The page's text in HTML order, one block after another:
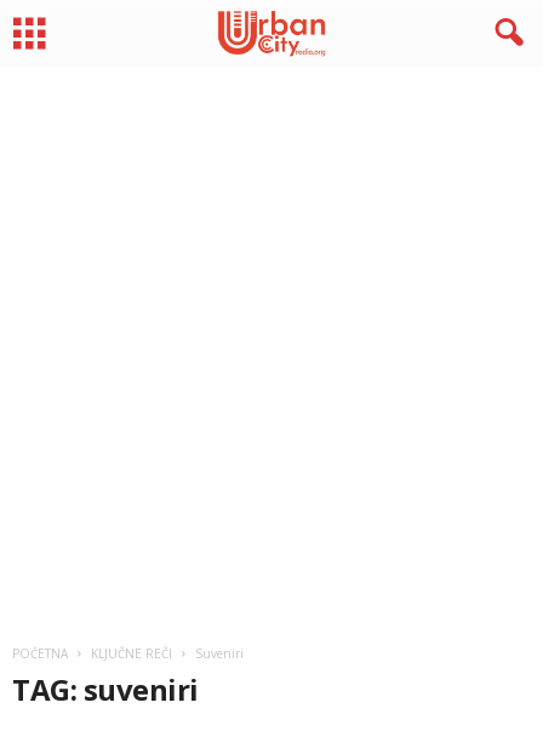
POČETNA KLJUČNE REČI Suveniri
TAG: suveniri